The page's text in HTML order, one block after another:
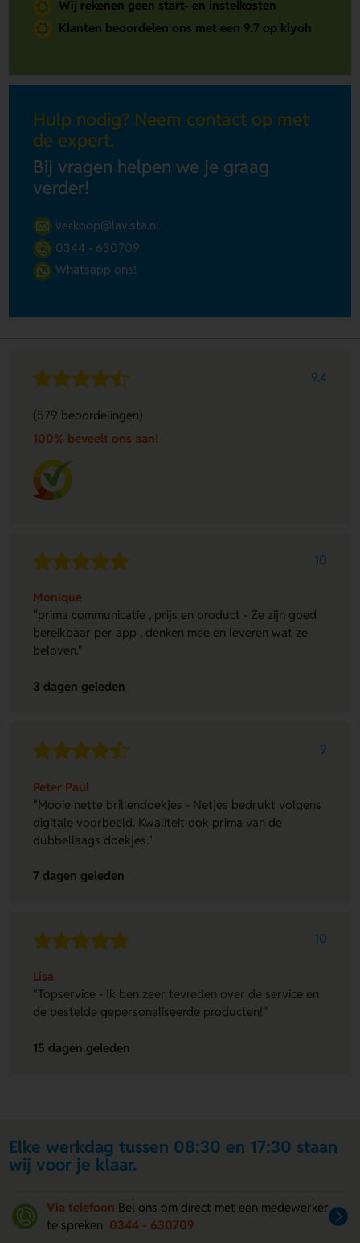
Wij rekenen geen start- en instelkosten
Klanten beoordelen ons met een 9.7 op kiyoh
Hulp nodig? Neem contact op met
de expert.
Bij vragen helpen we je graag
verder!
verkoop@lavista.nl
0344 - 630709
Whatsapp ons!
9.4
(579 beoordelingen)
100% beveelt ons aan!
10
Monique
"prima communicatie , prijs en product - Ze zijn goed
bereikbaar per app , denken mee en leveren wat ze
beloven."
3 dagen geleden
9
Peter Paul
"Mooie nette brillendoekjes - Netjes bedrukt volgens
digitale voorbeeld. Kwaliteit ook prima van de
dubbellaags doekjes."
7 dagen geleden
10
Lisa
"Topservice - Ik ben zeer tevreden over de service en
de bestelde gepersonaliseerde producten!"
15 dagen geleden
Elke werkdag tussen 08:30 en 17:30 staan
wij voor je klaar.
Via telefoon Bel ons om direct met een medewerker
te spreken 0344 - 630709